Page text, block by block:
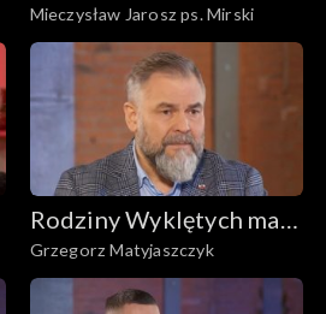
głos
Mieczysław Jarosz ps. Mirski
Rodziny Wyklętych mają
głos
Grzegorz Matyjaszczyk